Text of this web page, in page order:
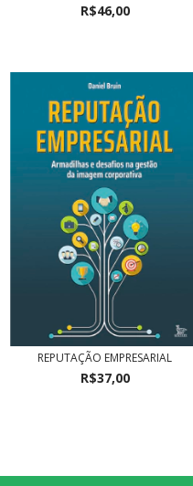
R$46,00
REPUTAÇÃO EMPRESARIAL
R$37,00